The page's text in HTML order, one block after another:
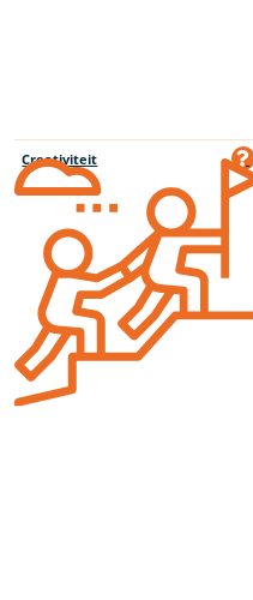
Creativiteit